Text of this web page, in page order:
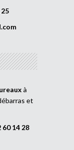
à
et
60 14 28